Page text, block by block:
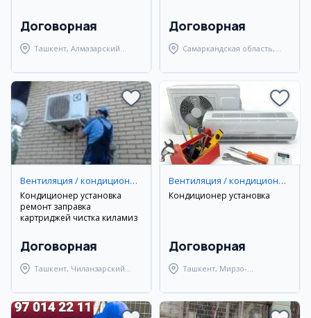
Договорная
Ташкент, Алмазарский
Договорная
Самаркандская область,
Вентиляция / кондиционирование
Кондиционер установка
ремонт заправка
картриджей чистка киламиз
Договорная
Ташкент, Чиланзарский
Вентиляция / кондиционирование
Кондиционер установка
Договорная
Ташкент, Мирзо-